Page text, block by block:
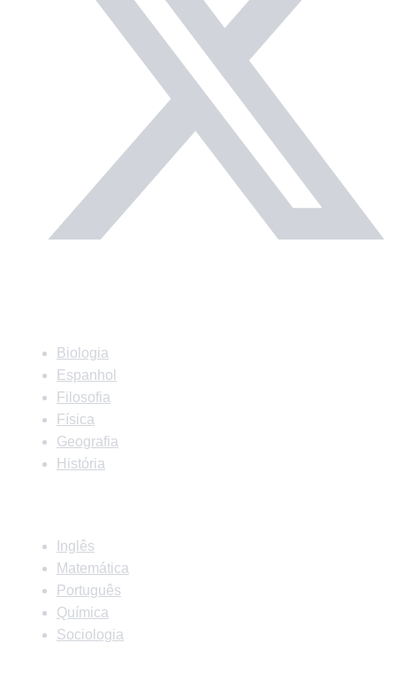
Biologia
Espanhol
Filosofia
Física
Geografia
História
Inglês
Matemática
Português
Química
Sociologia